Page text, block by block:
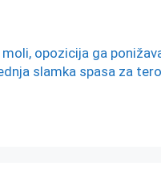
opozicija ga
slamka spasa za